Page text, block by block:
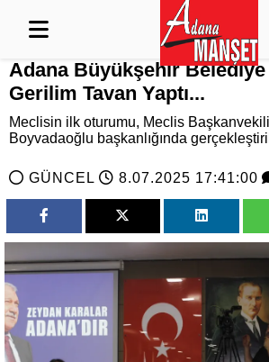
Adana Büyükşehir
Gerilim Tavan Yaptı...
Meclisin ilk oturumu, Meclis
Boyvadaoğlu başkanlığında
GÜNCEL 8.07.2025 17:41:00